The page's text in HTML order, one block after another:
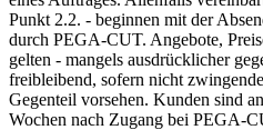
Punkt 2.2. - beginnen mit der
durch PEGA-CUT. Angebote,
gelten - mangels ausdrücklicher
freibleibend, sofern nicht
Gegenteil vorsehen. Kunden sind
Wochen nach Zugang bei PEGA-